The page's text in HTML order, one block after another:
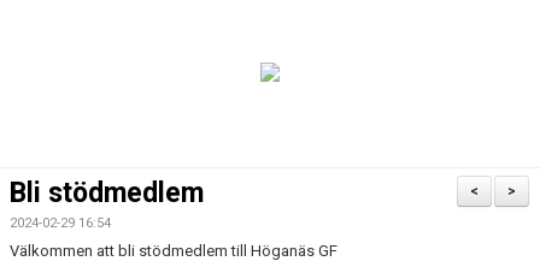
FÖRENINGSKLÄDER
>
<
Bli stödmedlem
2024-02-29 16:54
Välkommen att bli stödmedlem till Höganäs GF